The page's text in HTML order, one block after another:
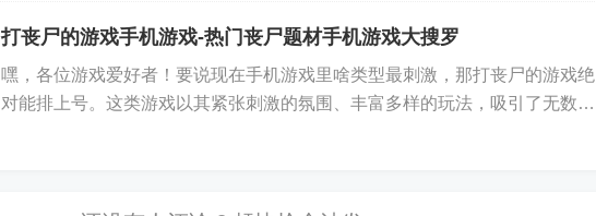
打丧尸的游戏手机游戏-热门丧尸题材手机游戏大搜罗
嘿，各位游戏爱好者！要说现在手机游戏里啥类型最刺激，那打丧尸的游戏绝
对能排上号。这类游戏以其紧张刺激的氛围、丰富多样的玩法，吸引了无数玩